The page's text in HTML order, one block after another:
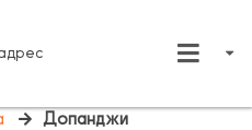
Допанджи